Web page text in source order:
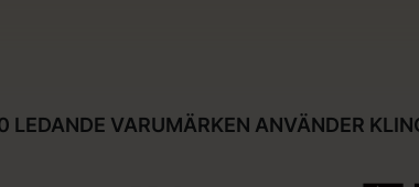
LEDANDE VARUMÄRKEN ANVÄNDER